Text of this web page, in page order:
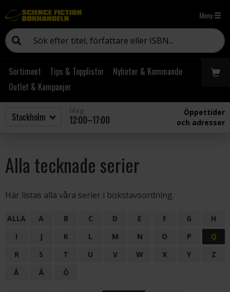
Meny
Sortiment Tips & Topplistor
Nyheter & Kommande
Outlet & Kampanjer
12:00–17:00
Öppettider
och adresser
Alla tecknade serier
Här listas alla våra serier i bokstavsordning.
ALLA A B C D E F G
H
I
J K L M N O P
Q
R
S T U V W X Y
Z
Å
Ä Ö